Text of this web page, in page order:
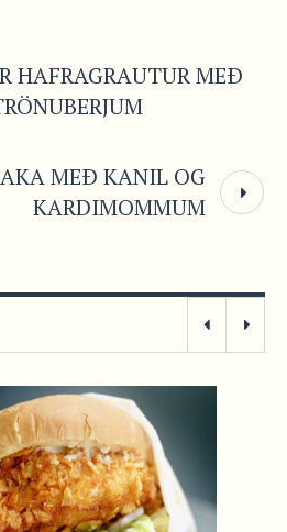
HAFRAGRAUTUR MEÐ
MEÐ KANIL OG
KARDIMOMMUM